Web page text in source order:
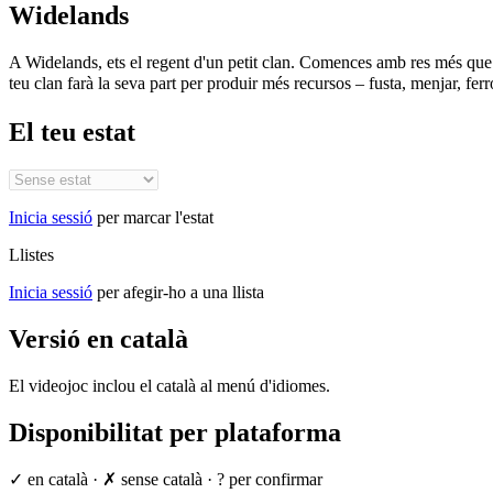
Widelands
A Widelands, ets el regent d'un petit clan. Comences amb res més
teu clan farà la seva part per produir més recursos – fusta, menjar,
El teu estat
Inicia sessió per marcar l'estat
Llistes
Inicia sessió per afegir-ho a una llista
Versió en català
El videojoc inclou el català al menú d'idiomes.
Disponibilitat per plataforma
✓ en català · ✗ sense català · ? per confirmar